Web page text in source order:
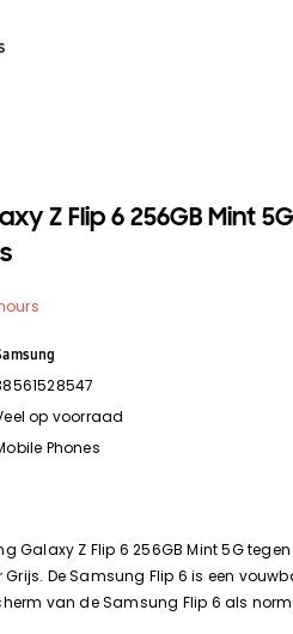
Z Flip 6 256GB Mint
op voorraad
Phones
Galaxy Z Flip 6 256GB Mint 5G
Grijs. De Samsung Flip 6 is een
van de Samsung Flip 6 als